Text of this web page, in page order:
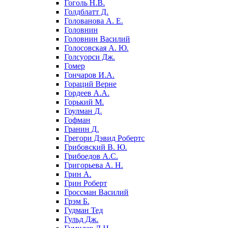
Гоголь Н.В.
Голдблатт Д.
Голованова А. Е.
Головнин
Головнин Василий
Голосовская А. Ю.
Голсуорси Дж.
Гомер
Гончаров И.А.
Гораций Верне
Гордеев А.А.
Горький М.
Гоулман Д.
Гофман
Гранин Д.
Грегори Дэвид Робертс
Грибовский В. Ю.
Грибоедов А.С.
Григорьева А. Н.
Грин А.
Грин Роберт
Гроссман Василий
Грэм Б.
Гудман Тед
Гульд Дж.